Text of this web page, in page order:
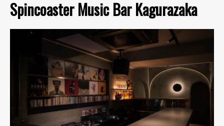
Spincoaster Music Bar Kagurazaka